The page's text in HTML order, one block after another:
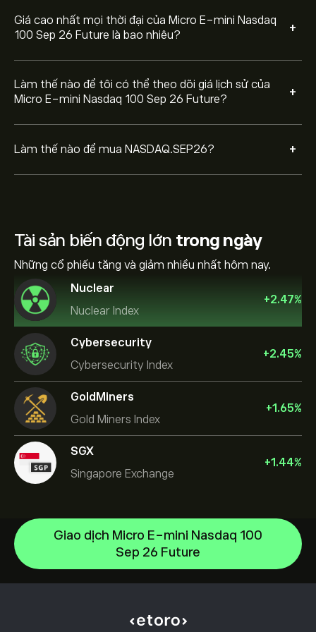
Giá cao nhất mọi thời đại của Micro E-mini Nasdaq
100 Sep 26 Future là bao nhiêu?
+
Làm thế nào để tôi có thể theo dõi giá lịch sử của
Micro E-mini Nasdaq 100 Sep 26 Future?
+
Làm thế nào để mua NASDAQ.SEP26? +
Tài sản biến động lớn trong ngày
Những cổ phiếu tăng và giảm nhiều nhất hôm nay.
Nuclear
Nuclear Index
+2.47%
Cybersecurity
Cybersecurity Index
+2.45%
GoldMiners
Gold Miners Index
+1.65%
SGX
Singapore Exchange
+1.44%
Giao dịch Micro E-mini Nasdaq 100
Sep 26 Future
US Dollar Index
S&P500 Index
Làm thế nào để rút tiền
Giao Dịch Có Trách Nhiệm